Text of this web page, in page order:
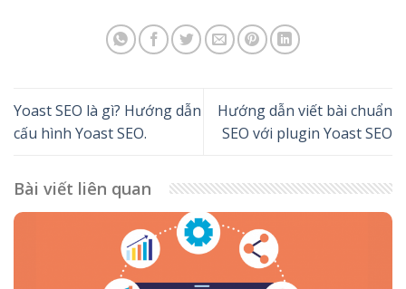
Yoast SEO là gì? Hướng dẫn
cấu hình Yoast SEO.
Hướng dẫn viết bài chuẩn
SEO với plugin Yoast SEO
Bài viết liên quan